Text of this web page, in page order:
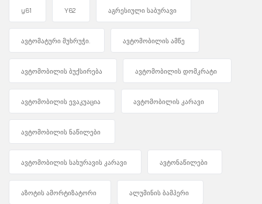
y61 Y62 აგრესიული საბურავი
ავტომატური მუხრუჭი. ავტომობილის ამწე
ავტომობილის ბუქსირება ავტომობილის დომკრატი
ავტომობილის ევაკუაცია ავტომობილის კარავი
ავტომობილის ნაწილები
ავტომობილის სახურავის კარავი ავტონაწილები
აზოტის ამორტიზატორი ალუმინის ბამპერი